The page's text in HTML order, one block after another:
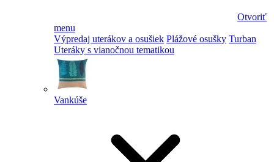
Otvoriť
menu
Výpredaj uterákov a osušiek Plážové osušky Turban
Uteráky s vianočnou tematikou
Vankúše